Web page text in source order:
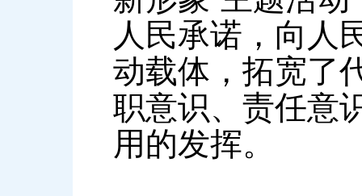
人民承诺，向人
动载体，拓宽了
职意识、责任意
用的发挥。